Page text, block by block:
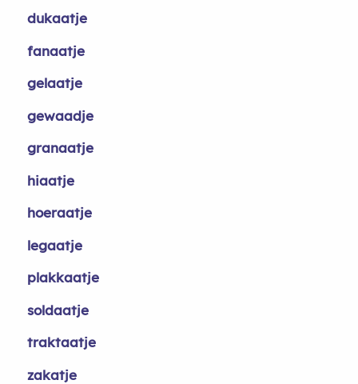
dukaatje
fanaatje
gelaatje
gewaadje
granaatje
hiaatje
hoeraatje
legaatje
plakkaatje
soldaatje
traktaatje
zakatje